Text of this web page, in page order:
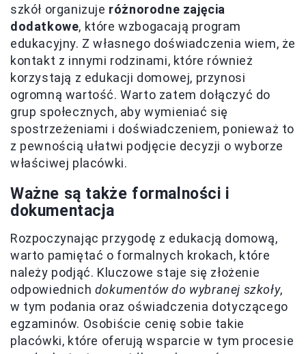
szkół organizuje różnorodne zajęcia
dodatkowe, które wzbogacają program
edukacyjny. Z własnego doświadczenia wiem, że
kontakt z innymi rodzinami, które również
korzystają z edukacji domowej, przynosi
ogromną wartość. Warto zatem dołączyć do
grup społecznych, aby wymieniać się
spostrzeżeniami i doświadczeniem, ponieważ to
z pewnością ułatwi podjęcie decyzji o wyborze
właściwej placówki.
Ważne są także formalności i
dokumentacja
Rozpoczynając przygodę z edukacją domową,
warto pamiętać o formalnych krokach, które
należy podjąć. Kluczowe staje się złożenie
odpowiednich dokumentów do wybranej szkoły,
w tym podania oraz oświadczenia dotyczącego
egzaminów. Osobiście cenię sobie takie
placówki, które oferują wsparcie w tym procesie